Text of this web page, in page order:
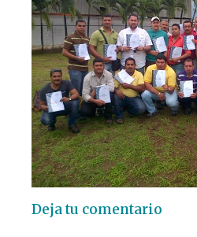
Deja tu comentario